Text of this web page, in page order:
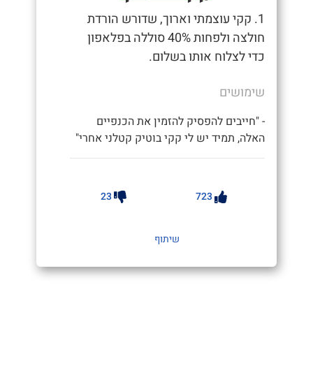
1. קקי עוצמתי וארוך, שדורש הורדת
חולצה ולפחות 40% סוללה בפלאפון
כדי לצלוח אותו בשלום.
שימושים
- "חייבים להפסיק להזמין את הכנפיים
האלה, תמיד יש לי קקי בוטיק קטלני אחרי"
723
23
שיתוף